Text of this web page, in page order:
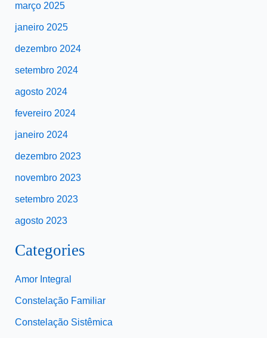
março 2025
janeiro 2025
dezembro 2024
setembro 2024
agosto 2024
fevereiro 2024
janeiro 2024
dezembro 2023
novembro 2023
setembro 2023
agosto 2023
Categories
Amor Integral
Constelação Familiar
Constelação Sistêmica